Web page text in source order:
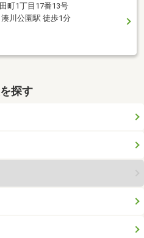
町1丁目17番13号
川公園駅 徒歩1分
探す